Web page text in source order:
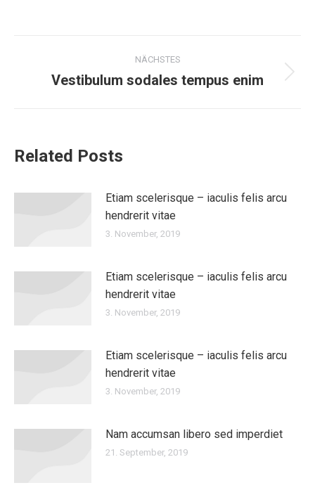
Kommentarnavigation
NÄCHSTES
Nächster
Vestibulum sodales tempus enim
Related Posts
Etiam scelerisque – iaculis felis arcu
hendrerit vitae
3. November, 2019
Etiam scelerisque – iaculis felis arcu
hendrerit vitae
3. November, 2019
Etiam scelerisque – iaculis felis arcu
hendrerit vitae
3. November, 2019
Nam accumsan libero sed imperdiet
21. September, 2019